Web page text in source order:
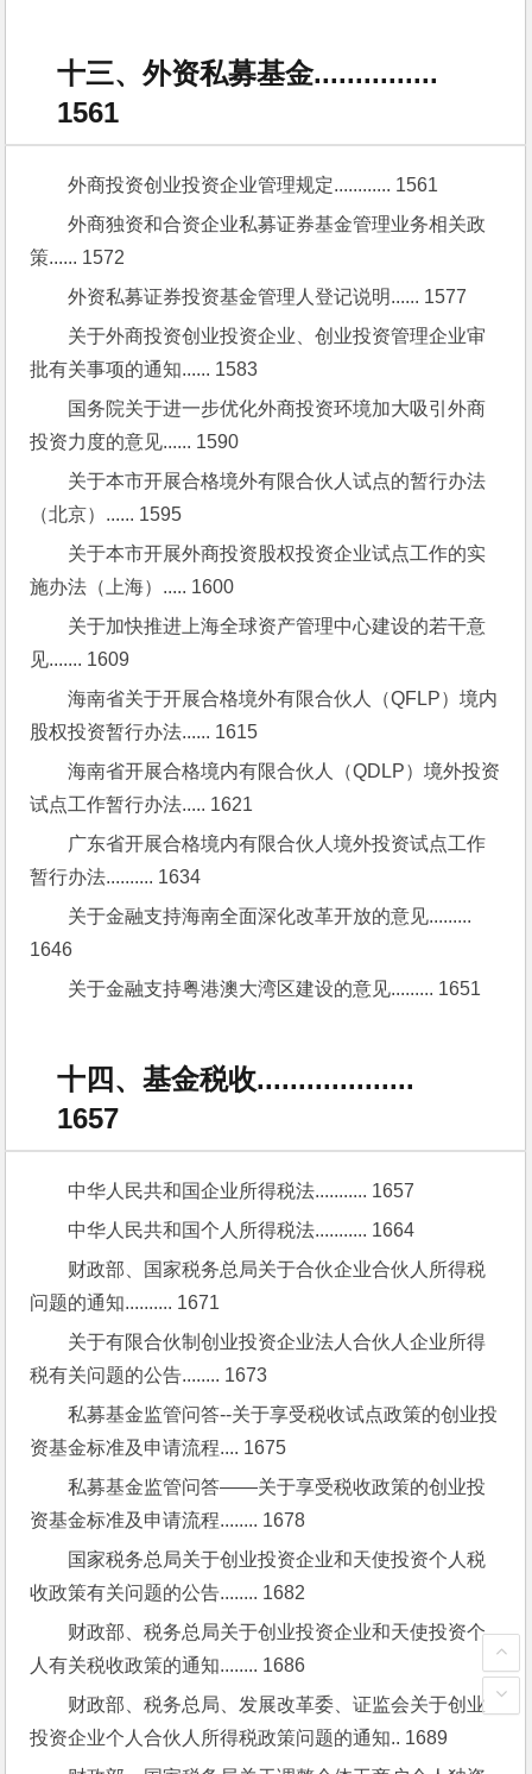
十三、外资私募基金...............
1561
外商投资创业投资企业管理规定............ 1561
外商独资和合资企业私募证券基金管理业务相关政
策...... 1572
外资私募证券投资基金管理人登记说明...... 1577
关于外商投资创业投资企业、创业投资管理企业审
批有关事项的通知...... 1583
国务院关于进一步优化外商投资环境加大吸引外商
投资力度的意见...... 1590
关于本市开展合格境外有限合伙人试点的暂行办法
（北京）...... 1595
关于本市开展外商投资股权投资企业试点工作的实
施办法（上海）..... 1600
关于加快推进上海全球资产管理中心建设的若干意
见....... 1609
海南省关于开展合格境外有限合伙人（QFLP）境内
股权投资暂行办法...... 1615
海南省开展合格境内有限合伙人（QDLP）境外投资
试点工作暂行办法..... 1621
广东省开展合格境内有限合伙人境外投资试点工作
暂行办法.......... 1634
关于金融支持海南全面深化改革开放的意见.........
1646
关于金融支持粤港澳大湾区建设的意见......... 1651
十四、基金税收...................
1657
中华人民共和国企业所得税法........... 1657
中华人民共和国个人所得税法........... 1664
财政部、国家税务总局关于合伙企业合伙人所得税
问题的通知.......... 1671
关于有限合伙制创业投资企业法人合伙人企业所得
税有关问题的公告........ 1673
私募基金监管问答--关于享受税收试点政策的创业投
资基金标准及申请流程.... 1675
私募基金监管问答——关于享受税收政策的创业投
资基金标准及申请流程........ 1678
国家税务总局关于创业投资企业和天使投资个人税
收政策有关问题的公告........ 1682
财政部、税务总局关于创业投资企业和天使投资个
人有关税收政策的通知........ 1686
财政部、税务总局、发展改革委、证监会关于创业
投资企业个人合伙人所得税政策问题的通知.. 1689